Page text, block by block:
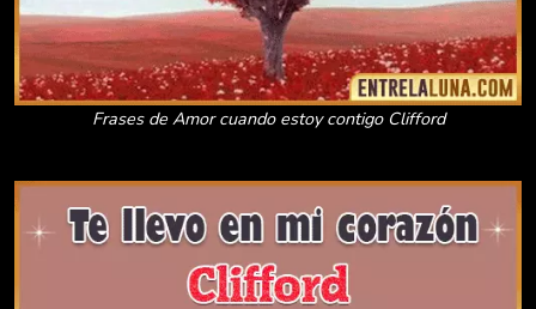
Frases de Amor cuando estoy contigo Clifford